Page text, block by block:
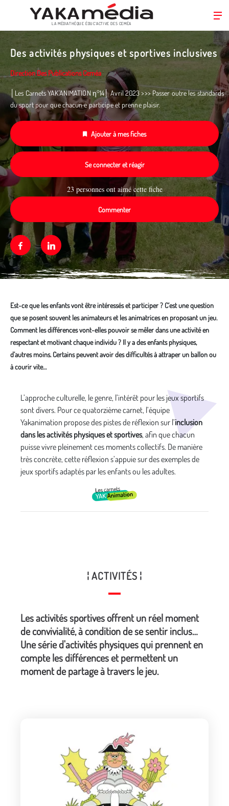
Aller
contenu
principal
LA MÉDIATHÈQUE ÉDUC’ACTIVE DES CEMÉA
Des activités physiques et sportives inclusives
Direction Des Publications Ceméa
│Les Carnets YAK'ANIMATION η°14│ Avril 2023 >>> Passer outre les standards
du sport pour que chacun·e participe et prenne plaisir.
Ajouter à mes fiches
Se connecter et réagir
23 personnes ont aimé cette fiche
Commenter
FacebookLinkedin
Est-ce que les enfants vont être intéressés et participer ? C’est une question
que se posent souvent les animateurs et les animatrices en proposant un jeu.
Comment les différences vont-elles pouvoir se mêler dans une activité en
respectant et motivant chaque individu ? Il y a des enfants physiques,
d’autres moins. Certains peuvent avoir des difficultés à attraper un ballon ou
à courir vite…
L’approche culturelle, le genre, l’intérêt pour les jeux sportifs
sont divers. Pour ce quatorzième carnet, l’équipe
Yakanimation propose des pistes de réflexion sur l’inclusion
dans les activités physiques et sportives, afin que chacun
puisse vivre pleinement ces moments collectifs. De manière
très concrète, cette réflexion s’appuie sur des exemples de
jeux sportifs adaptés par les enfants ou les adultes.
¦ ACTIVITÉS ¦
Les activités sportives offrent un réel moment
de convivialité, à condition de se sentir inclus…
Une série d'activités physiques qui prennent en
compte les différences et permettent un
moment de partage à travers le jeu.